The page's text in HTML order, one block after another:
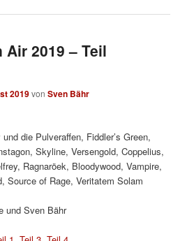
Air 2019 – Teil
2019vonSven Bähr
die Pulveraffen, Fiddler’s Green,
Skyline, Versengold, Coppelius,
Ragnaröek, Bloodywood, Vampire,
Source of Rage, Veritatem Solam
und Sven Bähr